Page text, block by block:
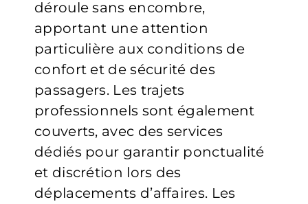
déroule sans encombre,
apportant une attention
particulière aux conditions de
confort et de sécurité des
passagers. Les trajets
professionnels sont également
couverts, avec des services
dédiés pour garantir ponctualité
et discrétion lors des
déplacements d’affaires. Les